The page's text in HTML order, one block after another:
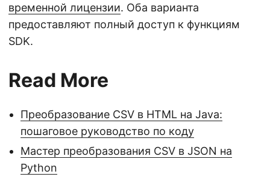
временной лицензии. Оба варианта
предоставляют полный доступ к функциям
SDK.
Read More
Преобразование CSV в HTML на Java:
пошаговое руководство по коду
Мастер преобразования CSV в JSON на
Python